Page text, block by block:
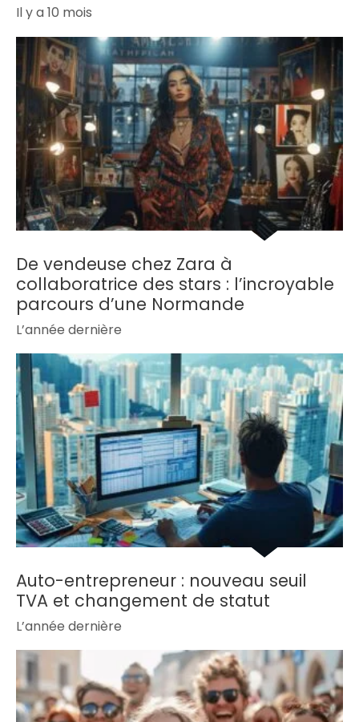
Il y a 10 mois
De vendeuse chez Zara à
collaboratrice des stars : l’incroyable
parcours d’une Normande
L’année dernière
Auto-entrepreneur : nouveau seuil
TVA et changement de statut
L’année dernière